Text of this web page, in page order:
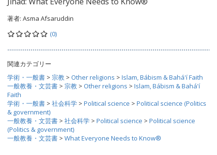
著者: Asma Afsaruddin
(0)
関連カテゴリー
学術・一般書 > 宗教 > Other religions > Islam, Bábism & Bahá'í Faith
一般教養・文芸書 > 宗教 > Other religions > Islam, Bábism & Bahá'í
Faith
学術・一般書 > 社会科学 > Political science > Political science (Politics
& government)
一般教養・文芸書 > 社会科学 > Political science > Political science
(Politics & government)
一般教養・文芸書 > What Everyone Needs to Know®